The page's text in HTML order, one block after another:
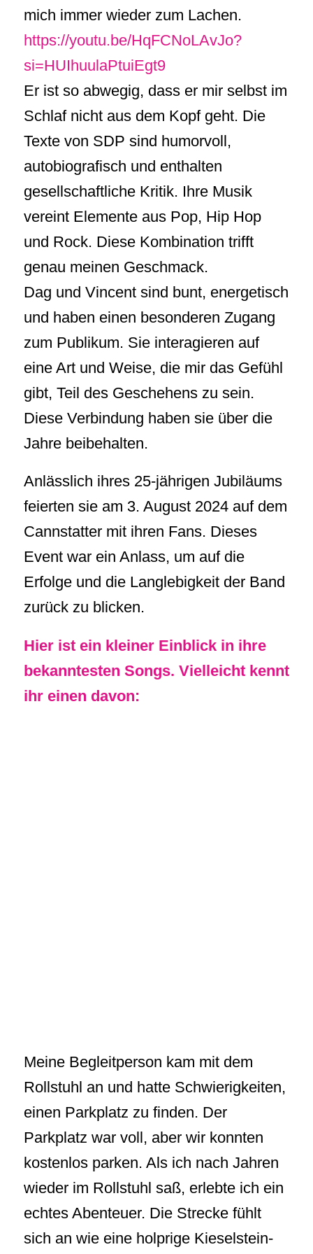
mich immer wieder zum Lachen.
https://youtu.be/HqFCNoLAvJo?
si=HUIhuulaPtuiEgt9
Er ist so abwegig, dass er mir selbst im
Schlaf nicht aus dem Kopf geht. Die
Texte von SDP sind humorvoll,
autobiografisch und enthalten
gesellschaftliche Kritik. Ihre Musik
vereint Elemente aus Pop, Hip Hop
und Rock. Diese Kombination trifft
genau meinen Geschmack.
Dag und Vincent sind bunt, energetisch
und haben einen besonderen Zugang
zum Publikum. Sie interagieren auf
eine Art und Weise, die mir das Gefühl
gibt, Teil des Geschehens zu sein.
Diese Verbindung haben sie über die
Jahre beibehalten.
Anlässlich ihres 25-jährigen Jubiläums
feierten sie am 3. August 2024 auf dem
Cannstatter mit ihren Fans. Dieses
Event war ein Anlass, um auf die
Erfolge und die Langlebigkeit der Band
zurück zu blicken.
Hier ist ein kleiner Einblick in ihre
bekanntesten Songs. Vielleicht kennt
ihr einen davon:
Meine Begleitperson kam mit dem
Rollstuhl an und hatte Schwierigkeiten,
einen Parkplatz zu finden. Der
Parkplatz war voll, aber wir konnten
kostenlos parken. Als ich nach Jahren
wieder im Rollstuhl saß, erlebte ich ein
echtes Abenteuer. Die Strecke fühlt
sich an wie eine holprige Kieselstein-